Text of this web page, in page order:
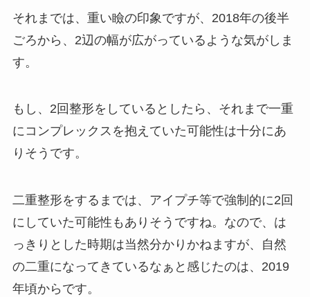
それまでは、重い瞼の印象ですが、2018年の後半
ごろから、2辺の幅が広がっているような気がしま
す。
もし、2回整形をしているとしたら、それまで一重
にコンプレックスを抱えていた可能性は十分にあ
りそうです。
二重整形をするまでは、アイプチ等で強制的に2回
にしていた可能性もありそうですね。なので、は
っきりとした時期は当然分かりかねますが、自然
の二重になってきているなぁと感じたのは、2019
年頃からです。